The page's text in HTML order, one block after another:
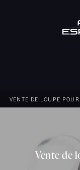
VENTE DE LOUPE
Vente de